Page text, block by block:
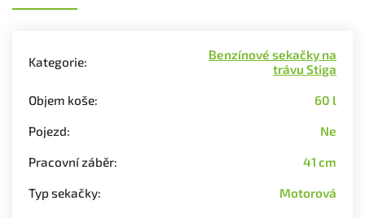
Kategorie:
Benzínové sekačky na
trávu Stiga
Objem koše: 60 l
Pojezd: Ne
Pracovní záběr: 41 cm
Typ sekačky: Motorová